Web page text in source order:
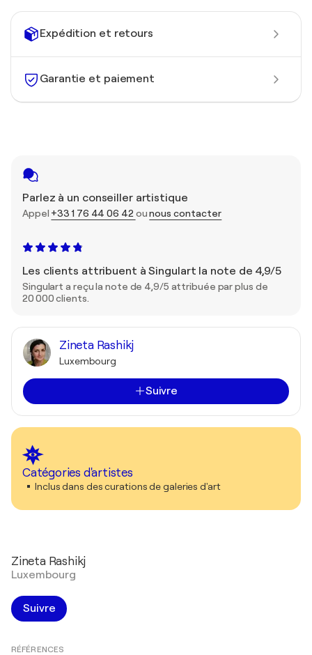
Expédition et retours
Garantie et paiement
Parlez à un conseiller artistique
Appel +33 1 76 44 06 42 ounous contacter
Les clients attribuent à Singulart la note de 4,9/5
Singulart a reçu la note de 4,9/5 attribuée par plus de
20 000 clients.
Zineta Rashikj
Luxembourg
Suivre
Catégories d'artistes
Inclus dans des curations de galeries d'art
Zineta Rashikj
Luxembourg
Suivre
RÉFÉRENCES